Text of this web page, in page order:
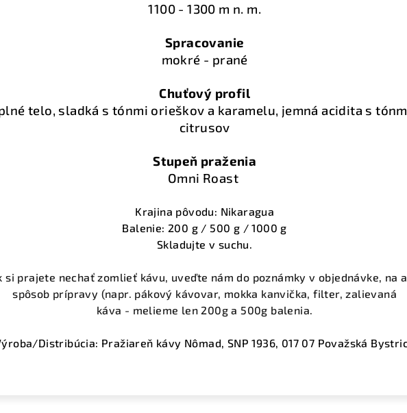
1100 - 1300 m n. m.
Spracovanie
mokré - prané
Chuťový profil
telo, sladká s tónmi orieškov a karamelu, jemná acidita s
citrusov
Stupeň praženia
Omni Roast
Krajina pôvodu: Nikaragua
Balenie: 200 g / 500 g / 1000 g
Skladujte v suchu.
si prajete nechať zomlieť kávu, uveďte nám do poznámky v objednávke, na
spôsob prípravy (napr. pákový kávovar, mokka kanvička, filter, zalievaná
káva - melieme len 200g a 500g balenia.
Distribúcia: Pražiareň kávy Nômad, SNP 1936, 017 07 Považská